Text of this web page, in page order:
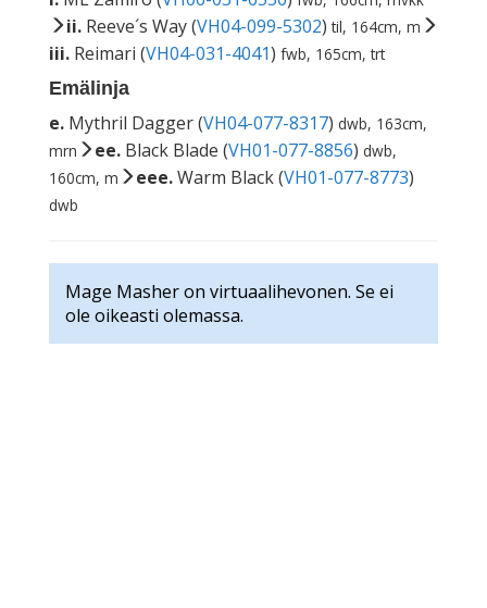
ii. Reeve´s Way (VH04-099-5302)til, 164cm, m
iii. Reimari (VH04-031-4041) fwb, 165cm, trt
Emälinja
e. Mythril Dagger (VH04-077-8317) dwb, 163cm,
mrn
ee. Black Blade (VH01-077-8856) dwb,
160cm, m
eee.Warm Black (VH01-077-8773)
dwb
Mage Masher on virtuaalihevonen. Se ei
ole oikeasti olemassa.